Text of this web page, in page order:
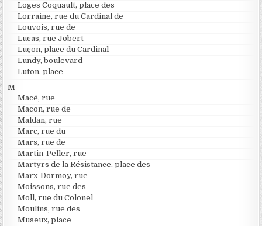
Loges Coquault, place des
Lorraine, rue du Cardinal de
Louvois, rue de
Lucas, rue Jobert
Luçon, place du Cardinal
Lundy, boulevard
Luton, place
M
Macé, rue
Macon, rue de
Maldan, rue
Marc, rue du
Mars, rue de
Martin-Peller, rue
Martyrs de la Résistance, place des
Marx-Dormoy, rue
Moissons, rue des
Moll, rue du Colonel
Moulins, rue des
Museux, place